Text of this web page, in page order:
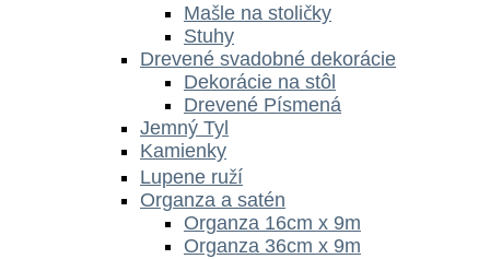
Mašle na stoličky
Stuhy
Drevené svadobné dekorácie
Dekorácie na stôl
Drevené Písmená
Jemný Tyl
Kamienky
Lupene ruží
Organza a satén
Organza 16cm x 9m
Organza 36cm x 9m